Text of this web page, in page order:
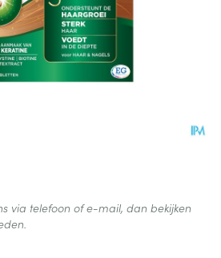
via telefoon of e-mail, dan bekijken